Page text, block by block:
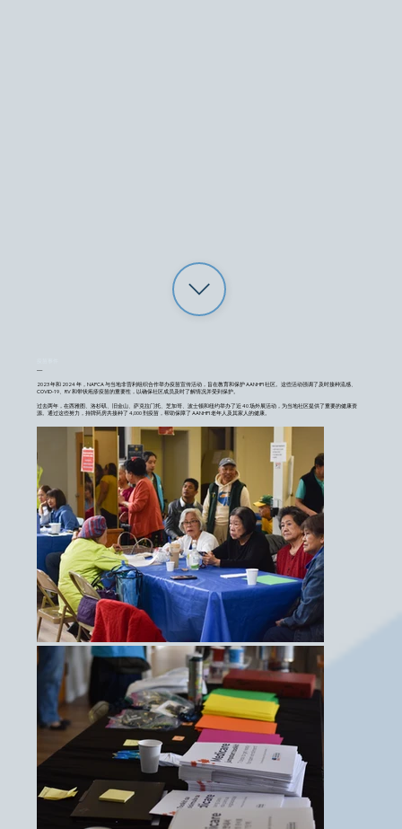
—
2023 年和 2024 年，NAPCA 与当地非营利组织合作举办疫苗宣传活动，旨在教育和保护 AANHPI 社区。这些活动强调了及时接种流感、
COVID-19、RV 和带状疱疹疫苗的重要性，以确保社区成员及时了解情况并受到保护。
过去两年，在西雅图、洛杉矶、旧金山、萨克拉门托、芝加哥、波士顿和纽约举办了近 40 场外展活动，为当地社区提供了重要的健康资
源。通过这些努力，持牌药房共接种了 4,000 剂疫苗，帮助保障了 AANHPI 老年人及其家人的健康。